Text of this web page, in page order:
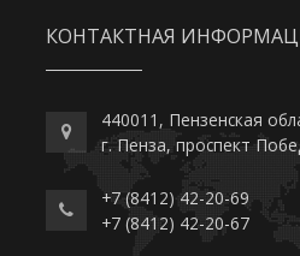
КОНТАКТНАЯ
440011, Пензенская
г. Пенза, проспект
+7 (8412) 42-20-69
+7 (8412) 42-20-67